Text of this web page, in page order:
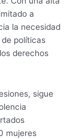
a
la necesidad
políticas
derechos
sigue
mujeres